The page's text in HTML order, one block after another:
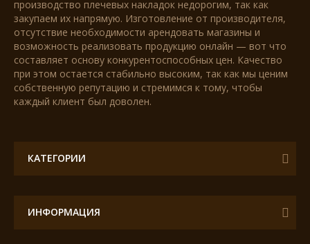
производство плечевых накладок недорогим, так как
закупаем их напрямую. Изготовление от производителя,
отсутствие необходимости арендовать магазины и
возможность реализовать продукцию онлайн — вот что
составляет основу конкурентоспособных цен. Качество
при этом остается стабильно высоким, так как мы ценим
собственную репутацию и стремимся к тому, чтобы
каждый клиент был доволен.
КАТЕГОРИИ
ИНФОРМАЦИЯ